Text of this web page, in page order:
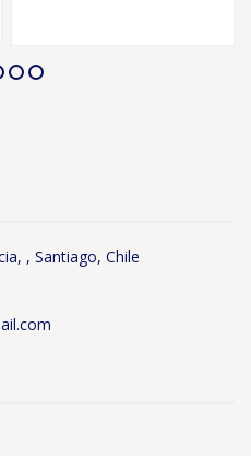
, Santiago, Chile